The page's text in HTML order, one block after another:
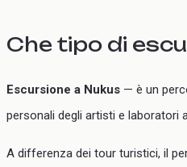
Che tipo di
Escursione a Nukus — è un
personali degli artisti e laboratori
A differenza dei tour turistici, il